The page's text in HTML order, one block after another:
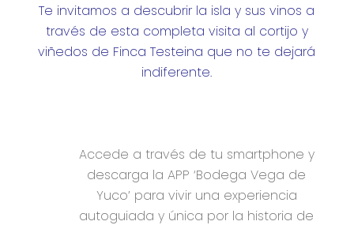
Te invitamos a descubrir la isla y sus vinos a
través de esta completa visita al cortijo y
viñedos de Finca Testeina que no te dejará
indiferente.
Accede a través de tu smartphone y
descarga la APP ‘Bodega Vega de
Yuco’ para vivir una experiencia
autoguiada y única por la historia de